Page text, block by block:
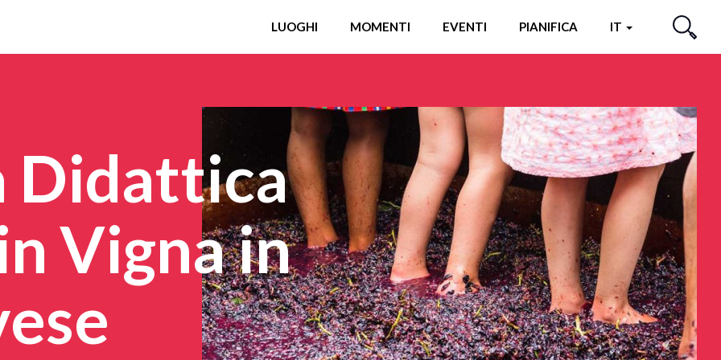
LUOGHI MOMENTI EVENTI PIANIFICA IT
CERCA
Didattica
Vigna in